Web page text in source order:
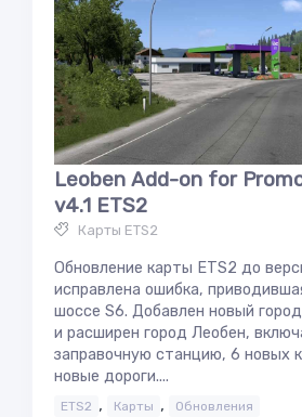
Leoben Add-on for
v4.1 ETS2
Карты ETS2
Обновление карты ETS2 до
исправлена ошибка,
шоссе S6. Добавлен новый
и расширен город Леобен,
заправочную станцию, 6 новых
новые дороги....
ETS2 , Карты , Обновления